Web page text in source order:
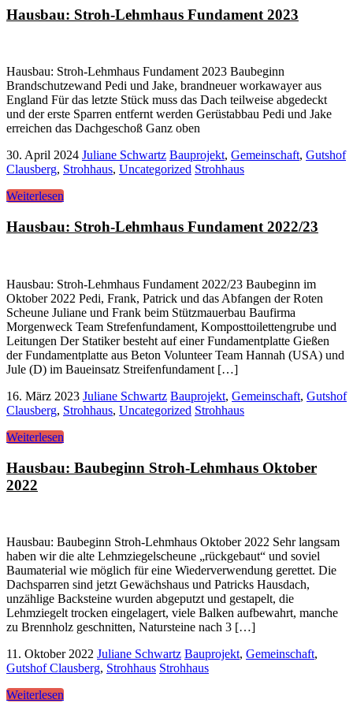
Hausbau: Stroh-Lehmhaus Fundament 2023
Hausbau: Stroh-Lehmhaus Fundament 2023 Baubeginn
Brandschutzewand Pedi und Jake, brandneuer workawayer aus
England Für das letzte Stück muss das Dach teilweise abgedeckt
und der erste Sparren entfernt werden Gerüstabbau Pedi und Jake
erreichen das Dachgeschoß Ganz oben
30. April 2024 Juliane Schwartz Bauprojekt, Gemeinschaft, Gutshof
Clausberg, Strohhaus, Uncategorized Strohhaus
Weiterlesen
Hausbau: Stroh-Lehmhaus Fundament 2022/23
Hausbau: Stroh-Lehmhaus Fundament 2022/23 Baubeginn im
Oktober 2022 Pedi, Frank, Patrick und das Abfangen der Roten
Scheune Juliane und Frank beim Stützmauerbau Baufirma
Morgenweck Team Strefenfundament, Komposttoilettengrube und
Leitungen Der Statiker besteht auf einer Fundamentplatte Gießen
der Fundamentplatte aus Beton Volunteer Team Hannah (USA) und
Jule (D) im Baueinsatz Streifenfundament […]
16. März 2023 Juliane Schwartz Bauprojekt, Gemeinschaft, Gutshof
Clausberg, Strohhaus, Uncategorized Strohhaus
Weiterlesen
Hausbau: Baubeginn Stroh-Lehmhaus Oktober
2022
Hausbau: Baubeginn Stroh-Lehmhaus Oktober 2022 Sehr langsam
haben wir die alte Lehmziegelscheune „rückgebaut“ und soviel
Baumaterial wie möglich für eine Wiederverwendung gerettet. Die
Dachsparren sind jetzt Gewächshaus und Patricks Hausdach,
unzählige Backsteine wurden abgeputzt und gestapelt, die
Lehmziegelt trocken eingelagert, viele Balken aufbewahrt, manche
zu Brennholz geschnitten, Natursteine nach 3 […]
11. Oktober 2022 Juliane Schwartz Bauprojekt, Gemeinschaft,
Gutshof Clausberg, Strohhaus Strohhaus
Weiterlesen